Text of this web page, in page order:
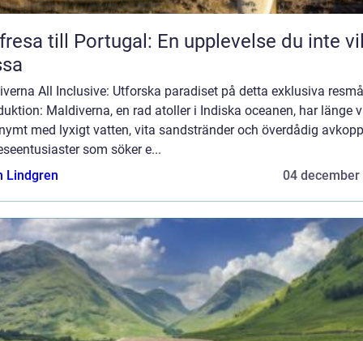
till Portugal: En upplevelse du inte
All Inclusive: Utforska paradiset på detta exklusiva
Maldiverna, en rad atoller i Indiska oceanen, har länge
med lyxigt vatten, vita sandstränder och överdådig
som söker e...
Lindgren
04 december